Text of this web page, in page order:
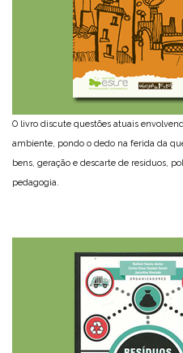
O livro discute questões atuais
ambiente, pondo o dedo na ferida da
bens, geração e descarte de resíduos,
pedagogia.